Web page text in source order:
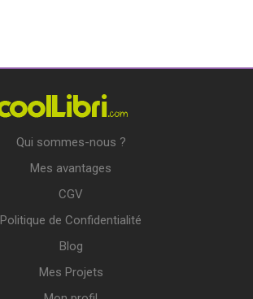
Qui sommes-nous ?
Mes avantages
CGV
Politique de Confidentialité
Blog
Mes Projets